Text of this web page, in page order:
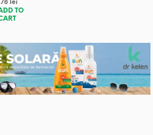
178 lei
TO